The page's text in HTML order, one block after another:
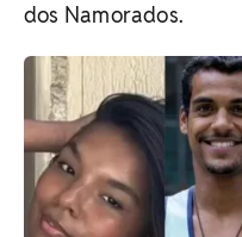
dos Namorados.